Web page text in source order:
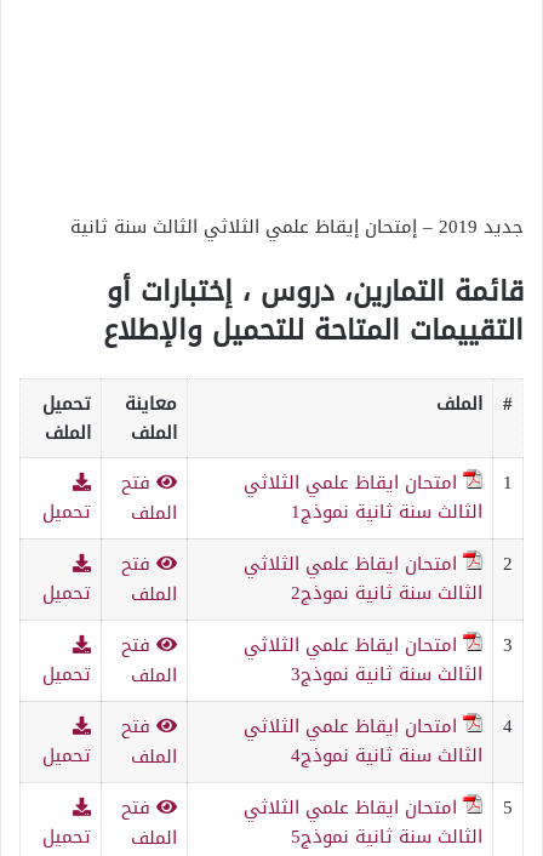
جديد 2019 – إمتحان إيقاظ علمي الثلاثي الثالث سنة ثانية
قائمة التمارين، دروس ، إختبارات أو
التقييمات المتاحة للتحميل والإطلاع
# الملف
معاينة
الملف
تحميل
الملف
1
امتحان ايقاظ علمي الثلاثي
الثالث سنة ثانية نموذج1
فتح
الملف
تحميل
2
امتحان ايقاظ علمي الثلاثي
الثالث سنة ثانية نموذج2
فتح
الملف
تحميل
3
امتحان ايقاظ علمي الثلاثي
الثالث سنة ثانية نموذج3
فتح
الملف
تحميل
4
امتحان ايقاظ علمي الثلاثي
الثالث سنة ثانية نموذج4
فتح
الملف
تحميل
5
امتحان ايقاظ علمي الثلاثي
الثالث سنة ثانية نموذج5
فتح
الملف
تحميل